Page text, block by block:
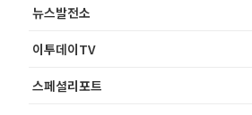
뉴스발전소
이투데이TV
스페셜리포트